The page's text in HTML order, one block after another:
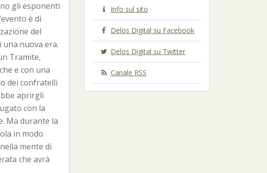
gli esponenti
è di
del
una nuova era.
Tramite,
e con una
dei confratelli
aprirgli
con la
Ma durante la
in modo
mente di
che avrà
Info sul sito
Delos Digital su Facebook
Delos Digital su Twitter
Canale RSS